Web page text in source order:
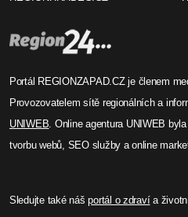
Portál REGIONZAPAD.CZ je členem
Provozovatelem sítě regionálních a
UNIWEB . Online agentura UNIWEB
tvorbu webů, SEO služby a online
Sledujte také nášportál o zdravía